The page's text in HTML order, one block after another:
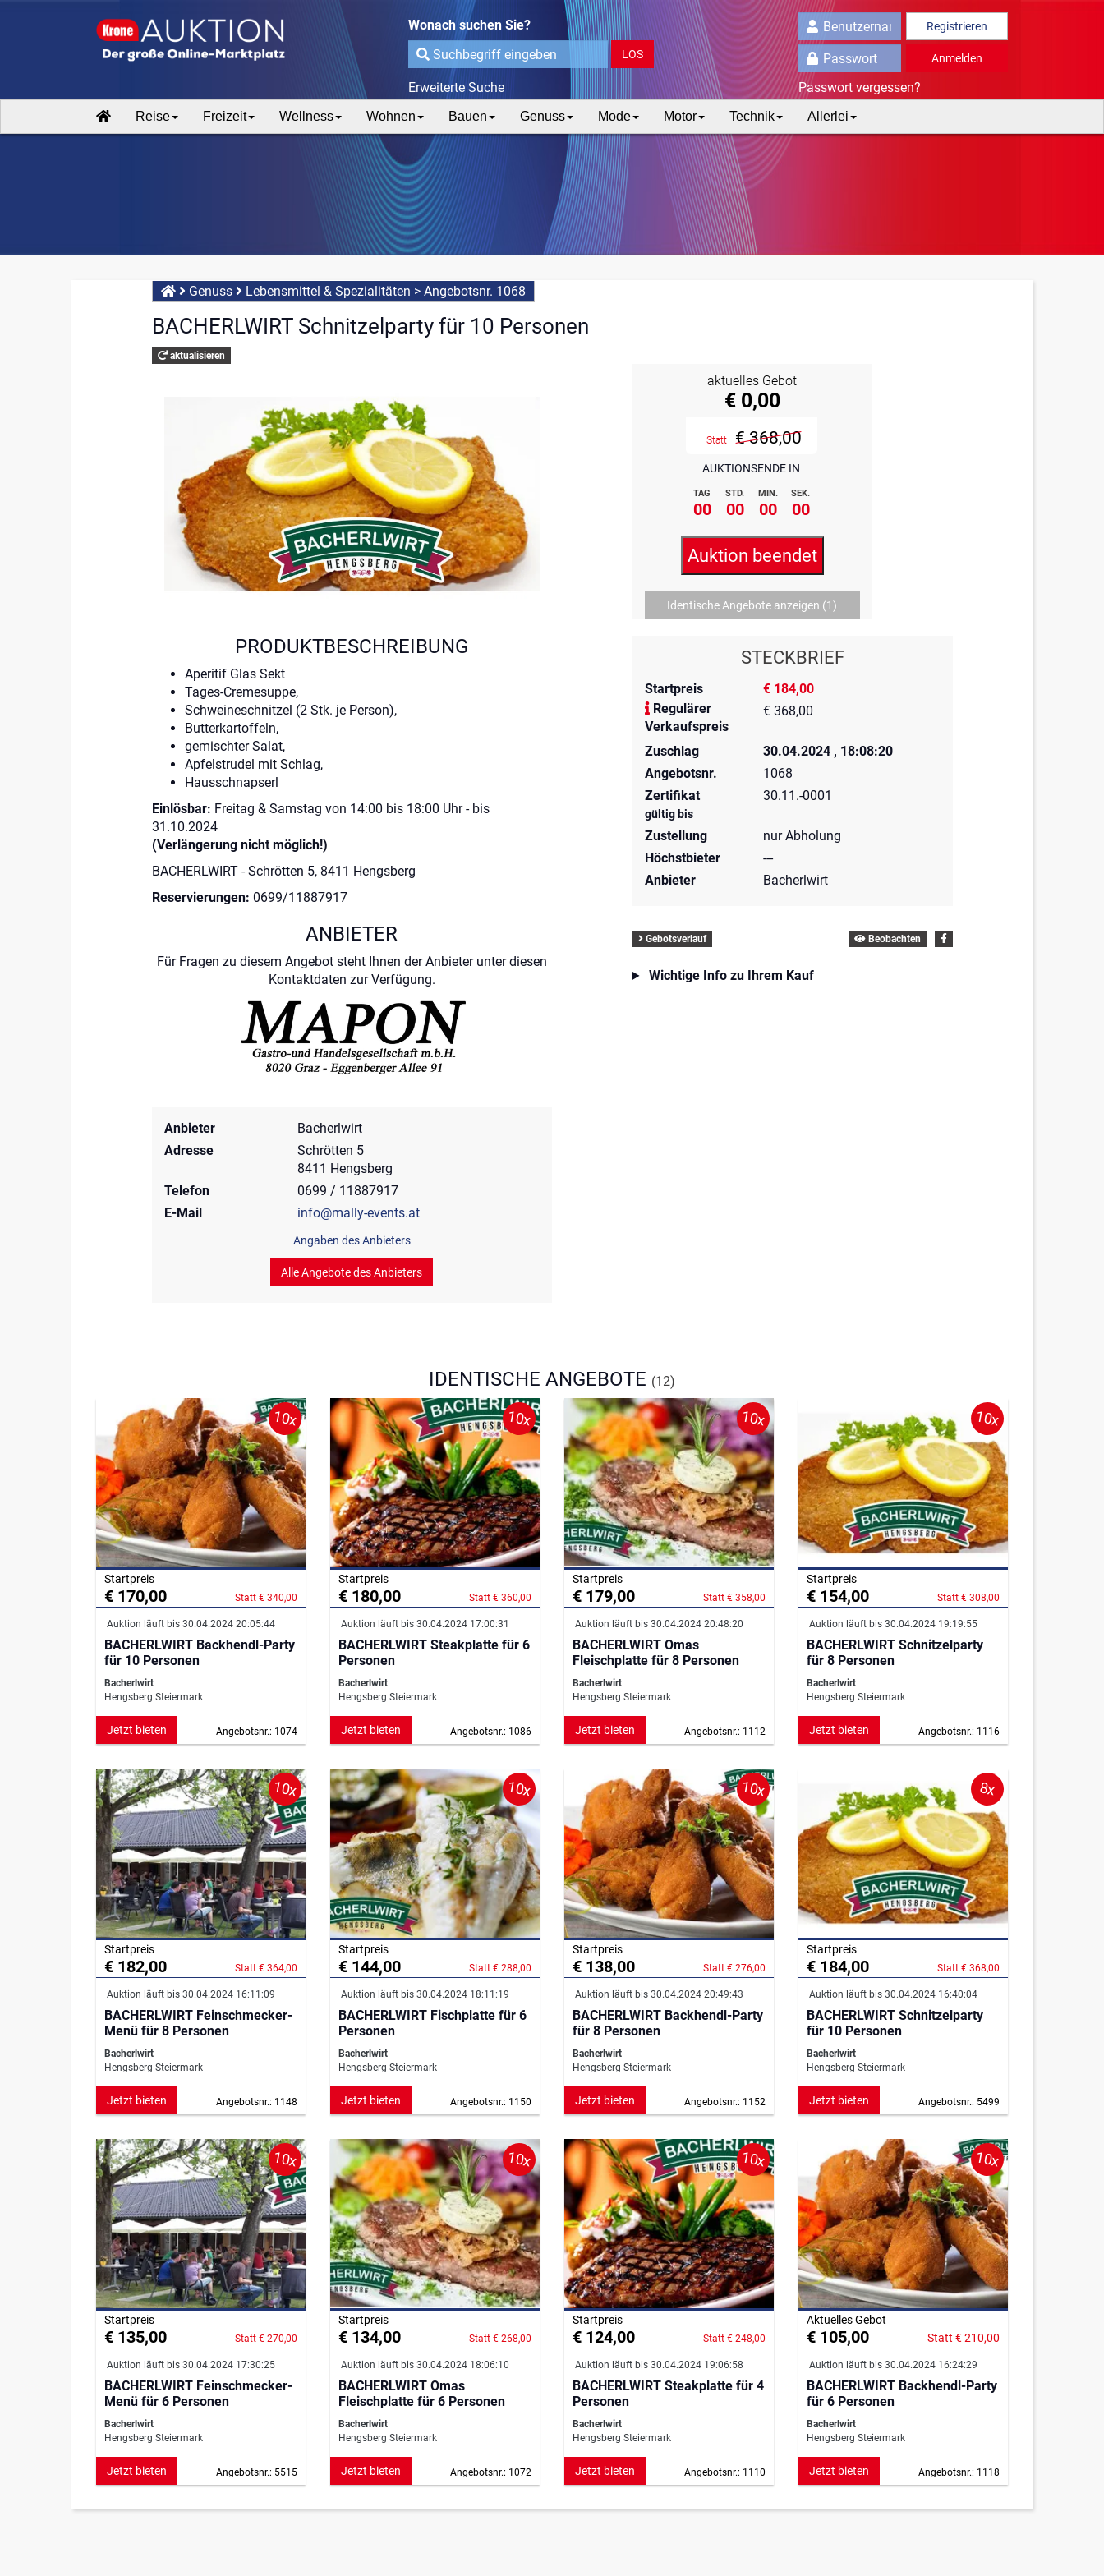
Wonach suchen Sie?
LOS
Erweiterte Suche
Registrieren
Anmelden
Passwort vergessen?
Reise Freizeit Wellness Wohnen Bauen Genuss Mode Motor Technik Allerlei
Genuss Lebensmittel & Spezialitäten > Angebotsnr. 1068
BACHERLWIRT Schnitzelparty für 10 Personen
aktualisieren
AUKTIONSENDE IN
TAG STD. MIN. SEK.
00 00 00 00
aktuelles Gebot
€ 0,00
Statt € 368,00
Auktion beendet
Identische Angebote anzeigen (1)
STECKBRIEF
Startpreis
€ 184,00
Regulärer
Verkaufspreis
€ 368,00
Zuschlag
30.04.2024 , 18:08:20
Angebotsnr.
1068
Zertifikat
gültig bis
30.11.-0001
Zustellung
nur Abholung
Höchstbieter
---
Anbieter
Bacherlwirt
Gebotsverlauf Beobachten
Wichtige Info zu Ihrem Kauf
PRODUKTBESCHREIBUNG
Aperitif Glas Sekt
Tages-Cremesuppe,
Schweineschnitzel (2 Stk. je Person),
Butterkartoffeln,
gemischter Salat,
Apfelstrudel mit Schlag,
Hausschnapserl
Einlösbar: Freitag & Samstag von 14:00 bis 18:00 Uhr - bis
31.10.2024
(Verlängerung nicht möglich!)
BACHERLWIRT - Schrötten 5, 8411 Hengsberg
Reservierungen: 0699/11887917
ANBIETER
Für Fragen zu diesem Angebot steht Ihnen der Anbieter unter diesen
Kontaktdaten zur Verfügung.
Anbieter
Bacherlwirt
Adresse
Schrötten 5
8411 Hengsberg
Telefon
0699 / 11887917
E-Mail
info@mally-events.at
Angaben des Anbieters
Alle Angebote des Anbieters
IDENTISCHE ANGEBOTE (12)
10x
Startpreis
€ 170,00 Statt € 340,00
Auktion läuft bis 30.04.2024 20:05:44
BACHERLWIRT Backhendl-Party
für 10 Personen
Bacherlwirt
Hengsberg Steiermark
Angebotsnr.: 1074
Jetzt bieten
10x
Startpreis
€ 180,00 Statt € 360,00
Auktion läuft bis 30.04.2024 17:00:31
BACHERLWIRT Steakplatte für 6
Personen
Bacherlwirt
Hengsberg Steiermark
Angebotsnr.: 1086
Jetzt bieten
10x
Startpreis
€ 179,00 Statt € 358,00
Auktion läuft bis 30.04.2024 20:48:20
BACHERLWIRT Omas
Fleischplatte für 8 Personen
Bacherlwirt
Hengsberg Steiermark
Angebotsnr.: 1112
Jetzt bieten
10x
Startpreis
€ 154,00 Statt € 308,00
Auktion läuft bis 30.04.2024 19:19:55
BACHERLWIRT Schnitzelparty
für 8 Personen
Bacherlwirt
Hengsberg Steiermark
Angebotsnr.: 1116
Jetzt bieten
10x
Startpreis
€ 182,00 Statt € 364,00
Auktion läuft bis 30.04.2024 16:11:09
BACHERLWIRT Feinschmecker-
Menü für 8 Personen
Bacherlwirt
Hengsberg Steiermark
Angebotsnr.: 1148
Jetzt bieten
10x
Startpreis
€ 144,00 Statt € 288,00
Auktion läuft bis 30.04.2024 18:11:19
BACHERLWIRT Fischplatte für 6
Personen
Bacherlwirt
Hengsberg Steiermark
Angebotsnr.: 1150
Jetzt bieten
10x
Startpreis
€ 138,00 Statt € 276,00
Auktion läuft bis 30.04.2024 20:49:43
BACHERLWIRT Backhendl-Party
für 8 Personen
Bacherlwirt
Hengsberg Steiermark
Angebotsnr.: 1152
Jetzt bieten
8x
Startpreis
€ 184,00 Statt € 368,00
Auktion läuft bis 30.04.2024 16:40:04
BACHERLWIRT Schnitzelparty
für 10 Personen
Bacherlwirt
Hengsberg Steiermark
Angebotsnr.: 5499
Jetzt bieten
10x
Startpreis
€ 135,00 Statt € 270,00
Auktion läuft bis 30.04.2024 17:30:25
BACHERLWIRT Feinschmecker-
Menü für 6 Personen
Bacherlwirt
Hengsberg Steiermark
Angebotsnr.: 5515
Jetzt bieten
10x
Startpreis
€ 134,00 Statt € 268,00
Auktion läuft bis 30.04.2024 18:06:10
BACHERLWIRT Omas
Fleischplatte für 6 Personen
Bacherlwirt
Hengsberg Steiermark
Angebotsnr.: 1072
Jetzt bieten
10x
Startpreis
€ 124,00 Statt € 248,00
Auktion läuft bis 30.04.2024 19:06:58
BACHERLWIRT Steakplatte für 4
Personen
Bacherlwirt
Hengsberg Steiermark
Angebotsnr.: 1110
Jetzt bieten
10x
Aktuelles Gebot
€ 105,00 Statt € 210,00
Auktion läuft bis 30.04.2024 16:24:29
BACHERLWIRT Backhendl-Party
für 6 Personen
Bacherlwirt
Hengsberg Steiermark
Angebotsnr.: 1118
Jetzt bieten